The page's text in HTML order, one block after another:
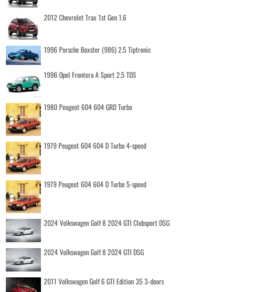
2012 Chevrolet Trax 1st Gen 1.6
1996 Porsche Boxster (986) 2.5 Tiptronic
1996 Opel Frontera A Sport 2.5 TDS
1980 Peugeot 604 604 GRD Turbo
1979 Peugeot 604 604 D Turbo 4-speed
1979 Peugeot 604 604 D Turbo 5-speed
2024 Volkswagen Golf 8 2024 GTI Clubsport DSG
2024 Volkswagen Golf 8 2024 GTI DSG
2011 Volkswagen Golf 6 GTI Edition 35 3-doors